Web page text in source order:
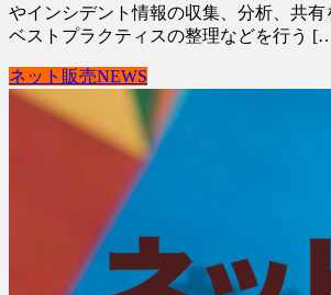
やインシデント情報の収集、分析、共
ベストプラクティスの整理などを行う
ネット販売NEWS